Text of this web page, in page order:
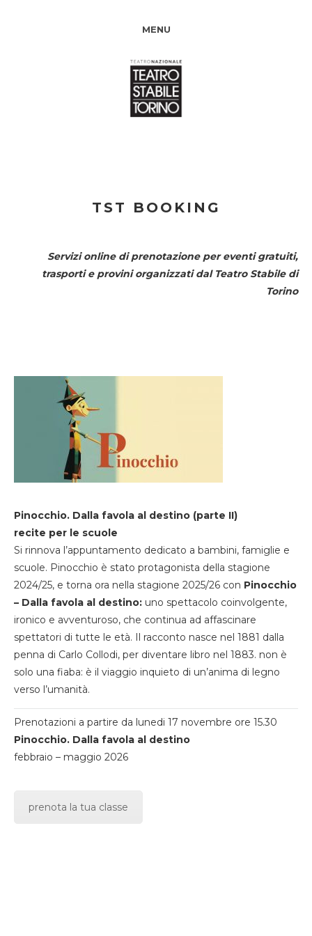
MENU
TST BOOKING
Servizi online di prenotazione per eventi gratuiti,
trasporti e provini organizzati dal Teatro Stabile di
Torino
Pinocchio. Dalla favola al destino (parte II)
recite per le scuole
Si rinnova l’appuntamento dedicato a bambini, famiglie e
scuole. Pinocchio è stato protagonista della stagione
2024/25, e torna ora nella stagione 2025/26 con Pinocchio
– Dalla favola al destino: uno spettacolo coinvolgente,
ironico e avventuroso, che continua ad affascinare
spettatori di tutte le età. Il racconto nasce nel 1881 dalla
penna di Carlo Collodi, per diventare libro nel 1883. non è
solo una fiaba: è il viaggio inquieto di un’anima di legno
verso l’umanità.
Prenotazioni a partire da lunedi 17 novembre ore 15.30
Pinocchio. Dalla favola al destino
febbraio – maggio 2026
prenota la tua classe